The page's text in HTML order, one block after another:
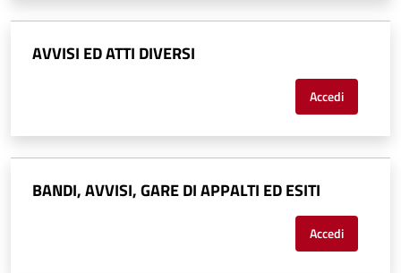
AVVISI ED ATTI DIVERSI
Accedi
BANDI, AVVISI, GARE DI APPALTI ED ESITI
Accedi